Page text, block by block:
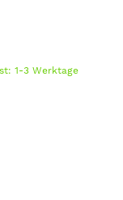
1-3 Werktage